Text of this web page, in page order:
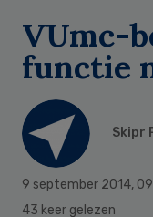
VUmc-
functie
Skipr
9 september 2014,
43 keer gelezen